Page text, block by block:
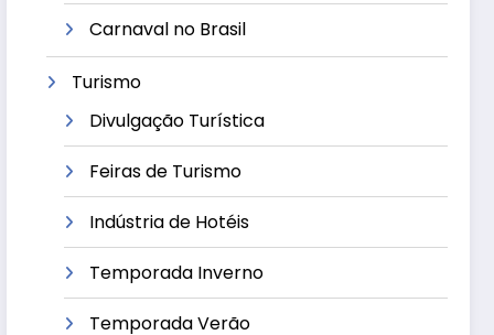
Carnaval no Brasil
Turismo
Divulgação Turística
Feiras de Turismo
Indústria de Hotéis
Temporada Inverno
Temporada Verão